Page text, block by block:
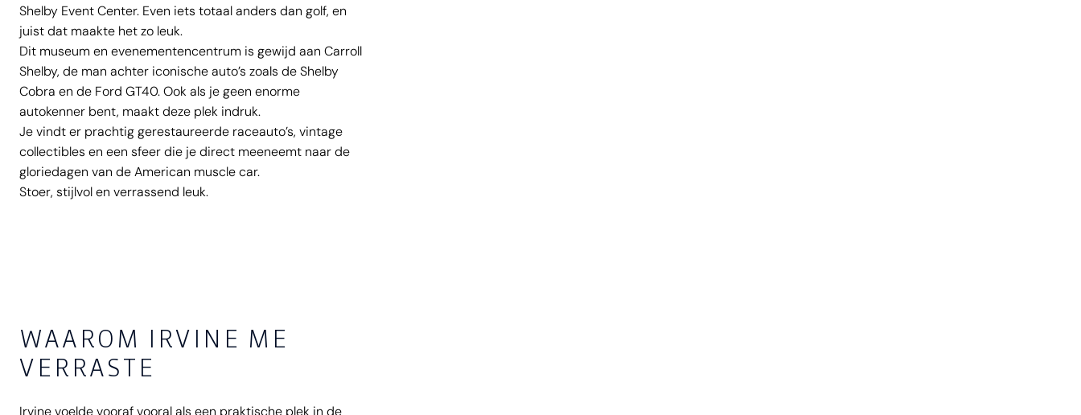
Shelby Event Center. Even iets totaal anders dan golf, en
juist dat maakte het zo leuk.
Dit museum en evenementencentrum is gewijd aan Carroll
Shelby, de man achter iconische auto’s zoals de Shelby
Cobra en de Ford GT40. Ook als je geen enorme
autokenner bent, maakt deze plek indruk.
Je vindt er prachtig gerestaureerde raceauto’s, vintage
collectibles en een sfeer die je direct meeneemt naar de
gloriedagen van de American muscle car.
Stoer, stijlvol en verrassend leuk.
WAAROM IRVINE ME
VERRASTE
Irvine voelde vooraf vooral als een praktische plek in de